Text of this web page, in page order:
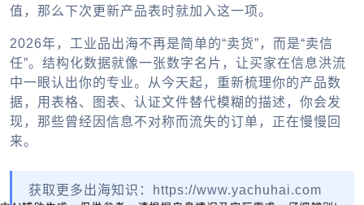
值，那么下次更新产品表时就加入这一项。
2026年，工业品出海不再是简单的“卖货”，而是“卖信
任”。结构化数据就像一张数字名片，让买家在信息洪流
中一眼认出你的专业。从今天起，重新梳理你的产品数
据，用表格、图表、认证文件替代模糊的描述，你会发
现，那些曾经因信息不对称而流失的订单，正在慢慢回
来。
获取更多出海知识：https://www.yachuhai.com